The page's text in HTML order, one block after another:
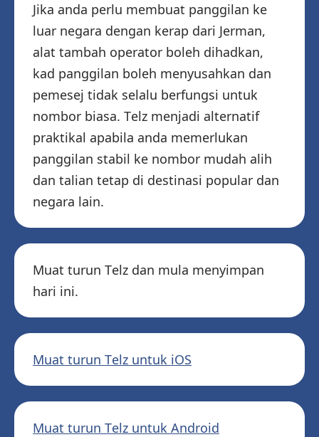
Jika anda perlu membuat panggilan ke
luar negara dengan kerap dari Jerman,
alat tambah operator boleh dihadkan,
kad panggilan boleh menyusahkan dan
pemesej tidak selalu berfungsi untuk
nombor biasa. Telz menjadi alternatif
praktikal apabila anda memerlukan
panggilan stabil ke nombor mudah alih
dan talian tetap di destinasi popular dan
negara lain.
Muat turun Telz dan mula menyimpan
hari ini.
Muat turun Telz untuk iOS
Muat turun Telz untuk Android